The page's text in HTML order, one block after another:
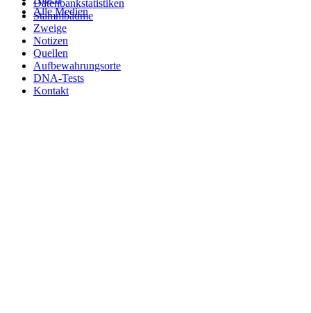
Alle Medien
Datenbankstatistiken
Stammbäume
Zweige
Notizen
Quellen
Aufbewahrungsorte
DNA-Tests
Kontakt